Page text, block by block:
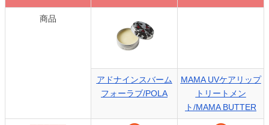
商品
アドナインスバーム
フォーラブ/POLA
MAMA UVケアリップ
トリートメン
ト/MAMA BUTTER